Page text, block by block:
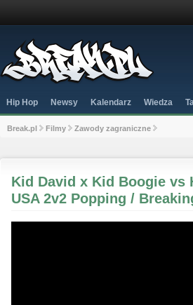
Hip Hop Newsy Kalendarz Wiedza
Break.pl Filmy Zawody zagraniczne
Kid David x Kid Boogie vs
USA 2v2 Popping /